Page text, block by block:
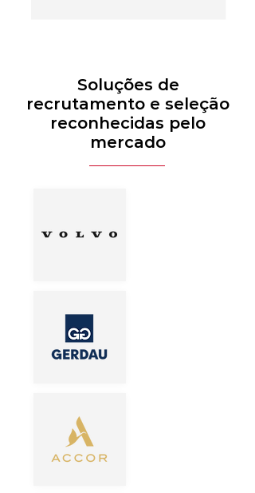
Soluções de
recrutamento e seleção
reconhecidas pelo
mercado